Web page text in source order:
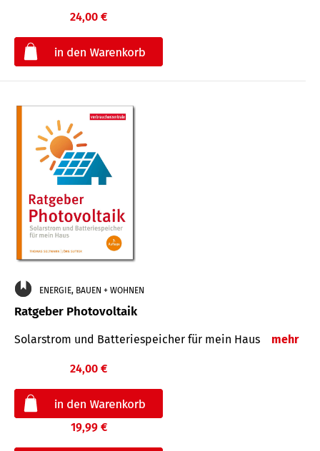
24,00 €
ENERGIE, BAUEN + WOHNEN
Ratgeber Photovoltaik
Solarstrom und Batteriespeicher für mein Haus mehr
24,00 €
19,99 €